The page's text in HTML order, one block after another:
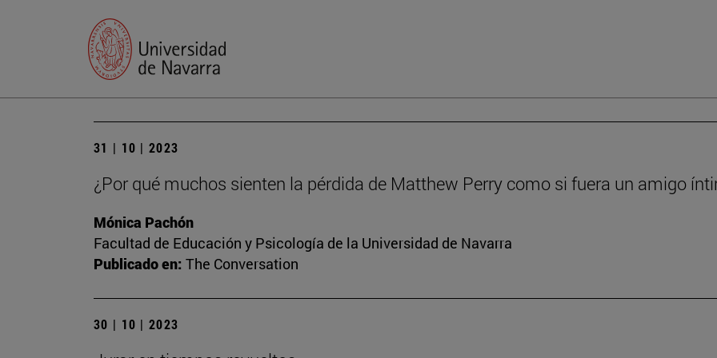
31 | 10 | 2023
¿Por qué muchos sienten la pérdida de Matthew Perry como si fuera un amigo
Mónica Pachón
Facultad de Educación y Psicología de la Universidad de Navarra
Publicado en: The Conversation
30 | 10 | 2023